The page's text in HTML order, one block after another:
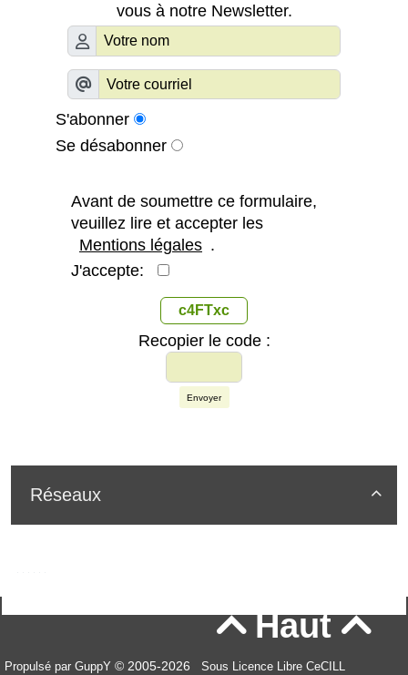
vous à notre Newsletter.
S'abonner
Se désabonner
Avant de soumettre ce formulaire,
veuillez lire et accepter les
Mentions légales .
J'accepte:
c4FTxc
Recopier le code :
Envoyer

Réseaux
Haut
Propulsé par GuppY © 2005-2026 Sous Licence Libre CeCILL